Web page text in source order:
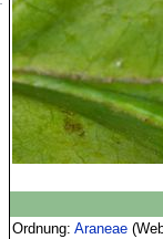
Ordnung: Araneae